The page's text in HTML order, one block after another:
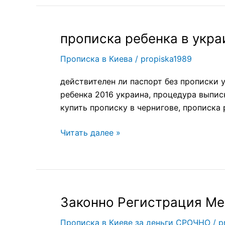
прописка ребенка в
Прописка в Киева / propiska1989
действителен ли паспорт без
ребенка 2016 украина, процедура
купить прописку в чернигове, прописка
прописка
ребенка
в
Читать далее »
Законно Регистрация
Прописка в Киеве за деньги СРОЧНО /
Законно